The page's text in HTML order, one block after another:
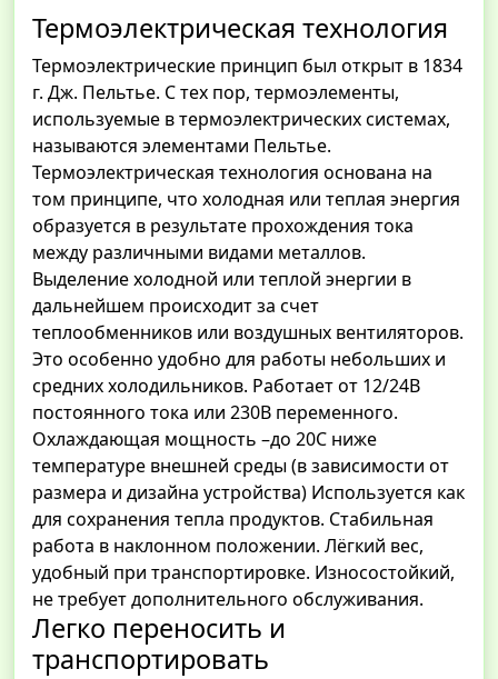
Термоэлектрическая технология
Термоэлектрические принцип был открыт в 1834
г. Дж. Пельтье. С тех пор, термоэлементы,
используемые в термоэлектрических системах,
называются элементами Пельтье.
Термоэлектрическая технология основана на
том принципе, что холодная или теплая энергия
образуется в результате прохождения тока
между различными видами металлов.
Выделение холодной или теплой энергии в
дальнейшем происходит за счет
теплообменников или воздушных вентиляторов.
Это особенно удобно для работы небольших и
средних холодильников. Работает от 12/24В
постоянного тока или 230В переменного.
Охлаждающая мощность –до 20С ниже
температуре внешней среды (в зависимости от
размера и дизайна устройства) Используется как
для сохранения тепла продуктов. Стабильная
работа в наклонном положении. Лёгкий вес,
удобный при транспортировке. Износостойкий,
не требует дополнительного обслуживания.
Легко переносить и
транспортировать